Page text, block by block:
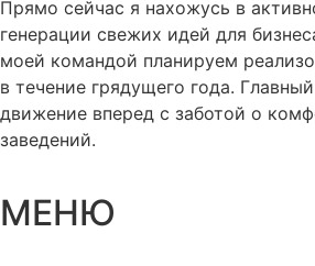
Прямо сейчас я нахожусь в
генерации свежих идей для
моей командой планируем
в течение грядущего года.
движение вперед с заботой о
заведений.
МЕНЮ